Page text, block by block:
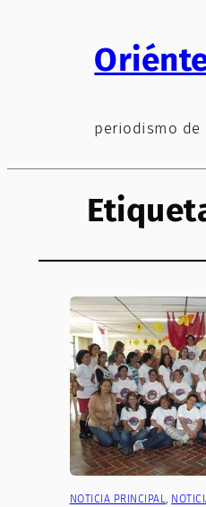
periodismo de
NOTICIA PRINCIPAL,